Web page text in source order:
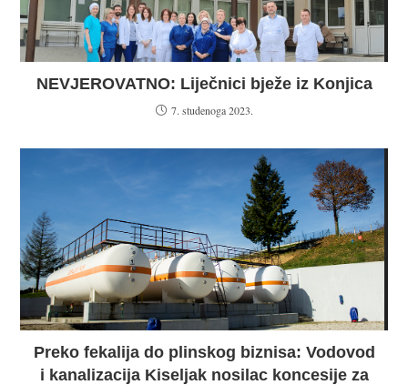
NEVJEROVATNO: Liječnici bježe iz Konjica
7. studenoga 2023.
Preko fekalija do plinskog biznisa: Vodovod
i kanalizacija Kiseljak nosilac koncesije za